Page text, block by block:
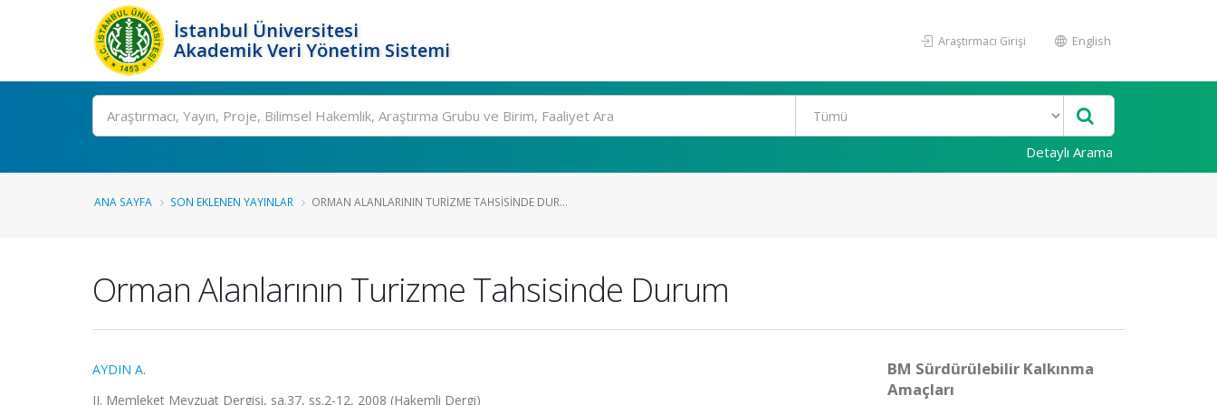
İstanbul Üniversitesi
Akademik Veri Yönetim Sistemi
Araştırmacı Girişi English
Ara
Detaylı Arama
ANA SAYFA SON EKLENEN YAYINLAR ORMAN ALANLARININ TURIZME TAHSISINDE DUR...
Orman Alanlarının Turizme Tahsisinde Durum
AYDIN A.
II. Memleket Mevzuat Dergisi, sa.37, ss.2-12, 2008 (Hakemli Dergi)
BM Sürdürülebilir Kalkınma
Amaçları